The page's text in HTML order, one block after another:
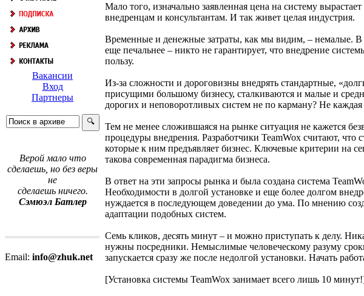
Вакансии
Вход
Партнеры
Верой мало что
сделаешь, но без веры
не
сделаешь ничего.
Сэмюэл Батлер
Email: info@zhuk.net
Мало того, изначально заявленная цена на систему
внедренцам и консультантам. И так живет целая индустрия.
Временные и денежные затраты, как мы видим, – немалые. В
еще печальнее – никто не гарантирует, что внедрение
пользу.
Из-за сложности и дороговизны внедрять стандартные,
присущими большому бизнесу, сталкиваются и малые и
дорогих и неповоротливых систем не по карману? Не каждая
Тем не менее сложившаяся на рынке ситуация не кажется
процедуры внедрения. Разработчики TeamWox считают, что
которые к ним предъявляет бизнес. Ключевые критерии на
такова современная парадигма бизнеса.
В ответ на эти запросы рынка и была создана система
Необходимости в долгой установке и еще более долгом
нуждается в последующем доведении до ума. По мнению
адаптации подобных систем.
Семь кликов, десять минут – и можно приступать к делу.
нужны посредники. Немыслимые человеческому разуму
запускается сразу же после недолгой установки. Начать
[Установка системы TeamWox занимает всего лишь 10